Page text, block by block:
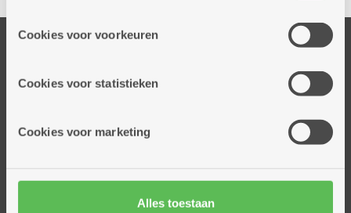
cookies worden geplaatst door derde partijen die een
informatie over jouw (geanonimiseerd) gebruik van onze
partners kunnen deze gegevens combineren met andere
Cookies voor voorkeuren
Cookies voor statistieken
Cookies voor marketing
Alles toestaan
Woonzorgcentra
Mijn Zorgbedrijf